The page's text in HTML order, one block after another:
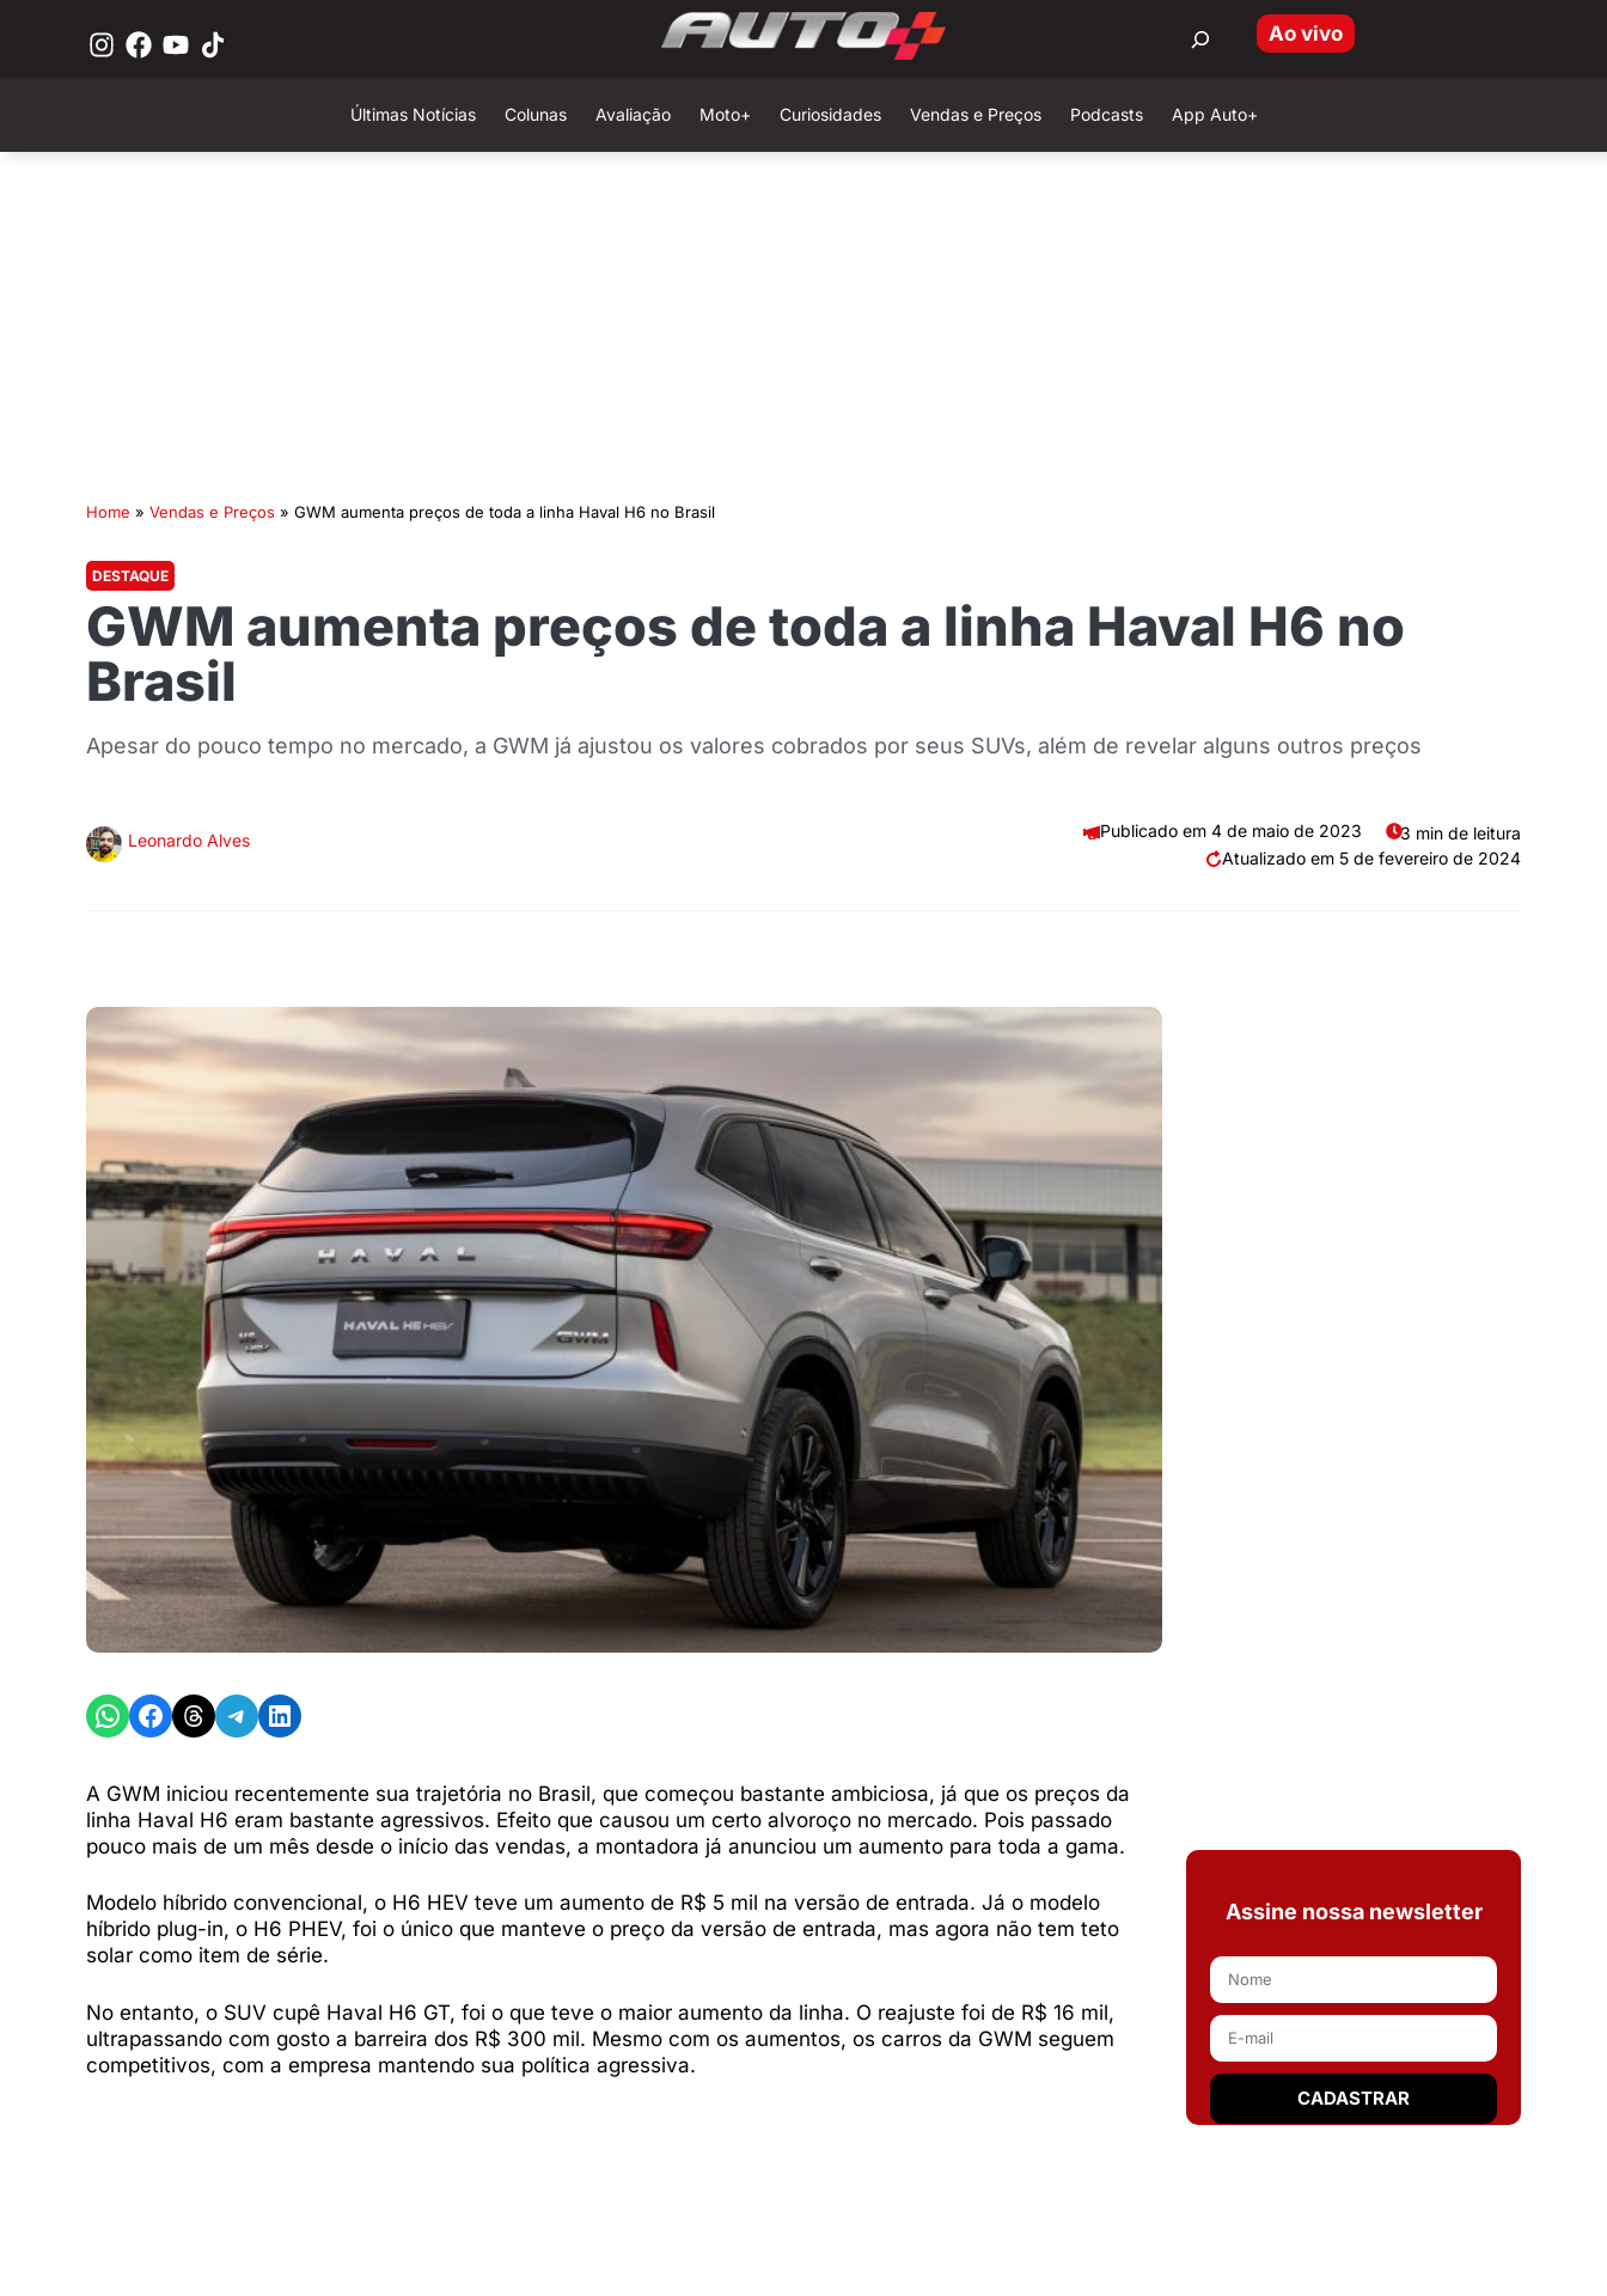
Ao vivo
Últimas Notícias Colunas Avaliação Moto+ Curiosidades Vendas e Preços Podcasts App Auto+
Home » Vendas e Preços » GWM aumenta preços de toda a linha Haval H6 no Brasil
DESTAQUE
GWM aumenta preços de toda a linha Haval H6 no
Brasil
Apesar do pouco tempo no mercado, a GWM já ajustou os valores cobrados por seus SUVs, além de revelar alguns outros preços
Leonardo Alves 4 de maio de 2023
3 min de leitura
5 de fevereiro de 2024
Share on WhatsApp
Share on Facebook
Share on Threads
Share on Telegram
Share on LinkedIn
A GWM iniciou recentemente sua trajetória no Brasil, que começou bastante ambiciosa, já que os preços da
linha Haval H6 eram bastante agressivos. Efeito que causou um certo alvoroço no mercado. Pois passado
pouco mais de um mês desde o início das vendas, a montadora já anunciou um aumento para toda a gama.
Modelo híbrido convencional, o H6 HEV teve um aumento de R$ 5 mil na versão de entrada. Já o modelo
híbrido plug-in, o H6 PHEV, foi o único que manteve o preço da versão de entrada, mas agora não tem teto
solar como item de série.
No entanto, o SUV cupê Haval H6 GT, foi o que teve o maior aumento da linha. O reajuste foi de R$ 16 mil,
ultrapassando com gosto a barreira dos R$ 300 mil. Mesmo com os aumentos, os carros da GWM seguem
competitivos, com a empresa mantendo sua política agressiva.
Assine nossa newsletter